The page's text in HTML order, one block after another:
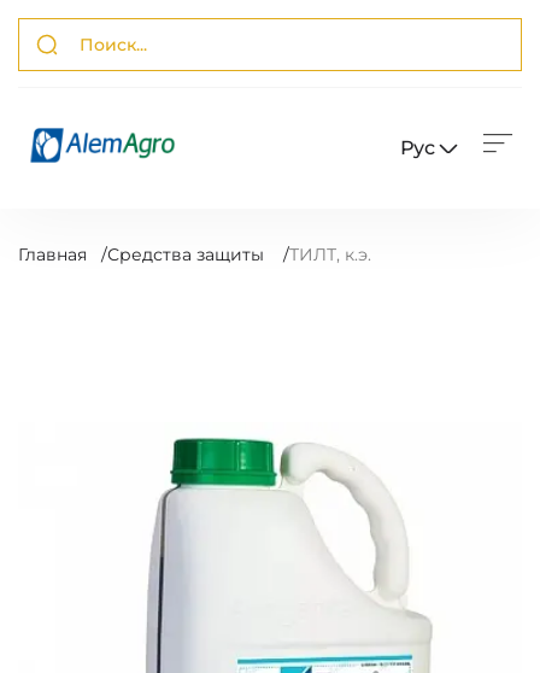
Рус
Главная /Средства защиты /ТИЛТ, к.э.